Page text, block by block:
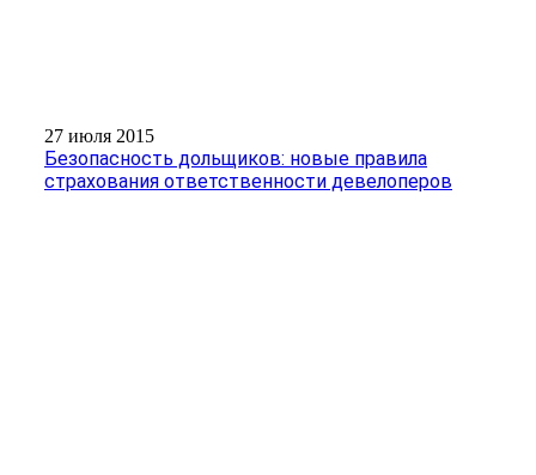
27 июля 2015
Безопасность дольщиков: новые правила
страхования ответственности девелоперов